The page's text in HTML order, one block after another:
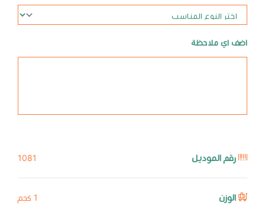
اضف اي ملاحظة
رقم الموديل 1081
الوزن 1 كجم